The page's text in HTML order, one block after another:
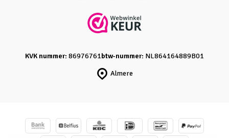
Almere
KVK nummer: 86976761btw-nummer: NL864164889B01